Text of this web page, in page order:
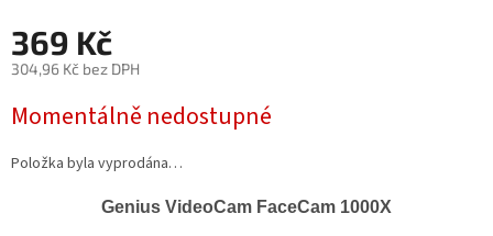
369 Kč
304,96 Kč bez DPH
cena:
Momentálně nedostupné
Položka byla vyprodána…
Genius VideoCam FaceCam 1000X